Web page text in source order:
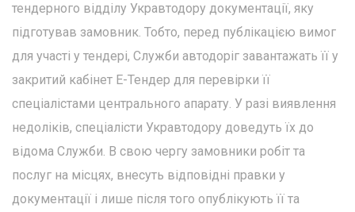
тендерного відділу Укравтодору документації, яку
підготував замовник. Тобто, перед публікацією вимог
для участі у тендері, Служби автодоріг завантажать її у
закритий кабінет Е-Тендер для перевірки її
спеціалістами центрального апарату. У разі виявлення
недоліків, спеціалісти Укравтодору доведуть їх до
відома Служби. В свою чергу замовники робіт та
послуг на місцях, внесуть відповідні правки у
документації і лише після того опублікують її та